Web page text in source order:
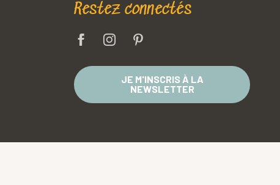
Restez connectés
JE M'INSCRIS À LA
NEWSLETTER